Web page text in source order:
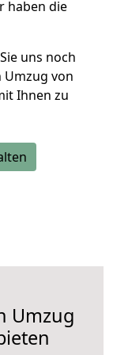
haben die
uns noch
von
Ihnen zu
Umzug